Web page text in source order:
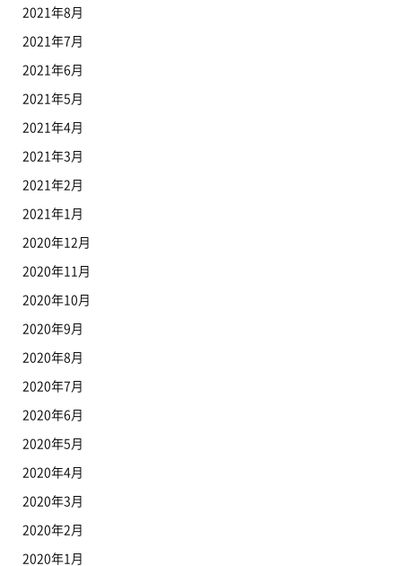
2021年8月
2021年7月
2021年6月
2021年5月
2021年4月
2021年3月
2021年2月
2021年1月
2020年12月
2020年11月
2020年10月
2020年9月
2020年8月
2020年7月
2020年6月
2020年5月
2020年4月
2020年3月
2020年2月
2020年1月